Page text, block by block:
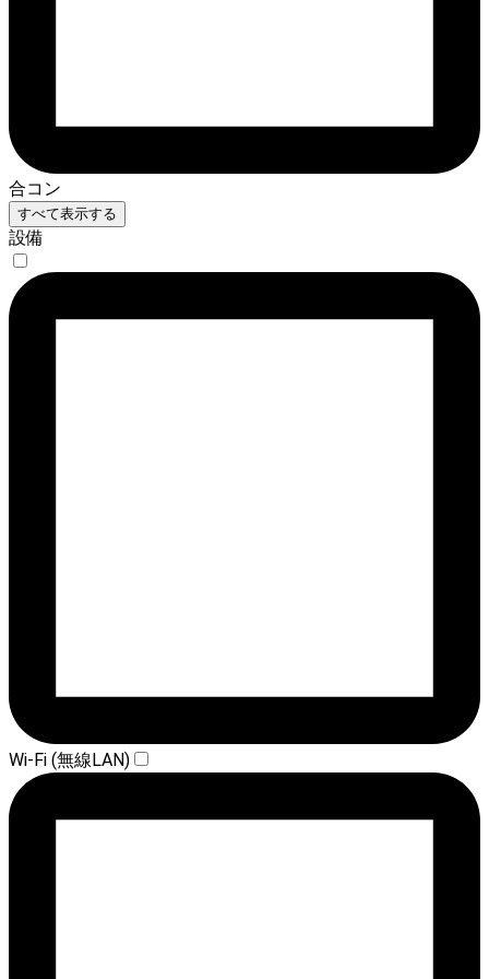
合コン
すべて表示する
設備
Wi-Fi (無線LAN)